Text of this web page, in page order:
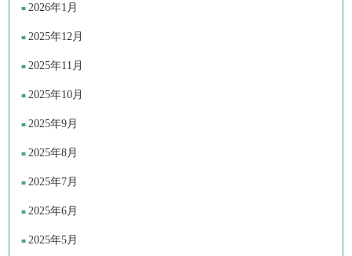
2026年1月
2025年12月
2025年11月
2025年10月
2025年9月
2025年8月
2025年7月
2025年6月
2025年5月